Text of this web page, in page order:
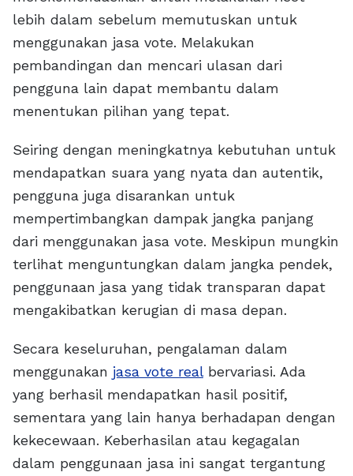
lebih dalam sebelum memutuskan untuk
menggunakan jasa vote. Melakukan
pembandingan dan mencari ulasan dari
pengguna lain dapat membantu dalam
menentukan pilihan yang tepat.
Seiring dengan meningkatnya kebutuhan untuk
mendapatkan suara yang nyata dan autentik,
pengguna juga disarankan untuk
mempertimbangkan dampak jangka panjang
dari menggunakan jasa vote. Meskipun mungkin
terlihat menguntungkan dalam jangka pendek,
penggunaan jasa yang tidak transparan dapat
mengakibatkan kerugian di masa depan.
Secara keseluruhan, pengalaman dalam
menggunakan jasa vote realbervariasi. Ada
yang berhasil mendapatkan hasil positif,
sementara yang lain hanya berhadapan dengan
kekecewaan. Keberhasilan atau kegagalan
dalam penggunaan jasa ini sangat tergantung